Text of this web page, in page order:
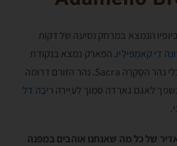
הנמצא במרחק נסיעה של דקות
די קאמְפּילְיו. הפארק נמצא בנקודת
ההתחלה שכמה מיובלי נהר הסָקְרָה Sacra. נהר הזורם דרומה
לאגם גארְדה סמוך לעיירה ריבָה דל
של כל מה שאנחנו אוהבים במפנה